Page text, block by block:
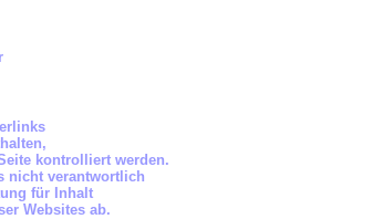
kontrolliert werden.
nicht verantwortlich
für Inhalt
Websites ab.